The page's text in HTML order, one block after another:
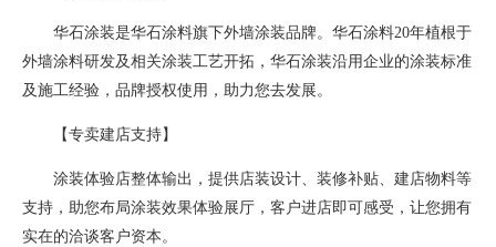
华石涂装是华石涂料旗下外墙涂装品牌。华石涂料20年植根于
外墙涂料研发及相关涂装工艺开拓，华石涂装沿用企业的涂装标准
及施工经验，品牌授权使用，助力您去发展。
【专卖建店支持】
涂装体验店整体输出，提供店装设计、装修补贴、建店物料等
支持，助您布局涂装效果体验展厅，客户进店即可感受，让您拥有
实在的洽谈客户资本。